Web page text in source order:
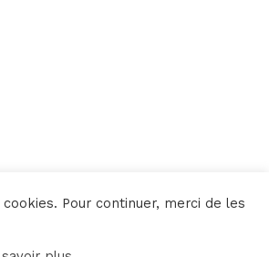
Une réalisation Yata!
Pour continuer, merci de les